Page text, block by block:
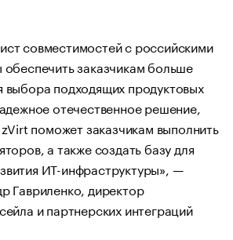
совместимостей с российскими
заказчикам больше
выбора подходящих продуктовых
отечественное решение,
поможет заказчикам выполнить
а также создать базу для
ИТ-инфраструктуры», —
Гавриленко, директор
и партнерских интеграций